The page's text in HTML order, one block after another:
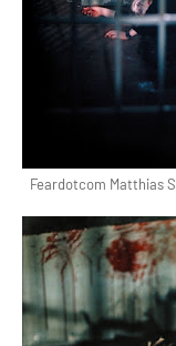
Feardotcom Matthias